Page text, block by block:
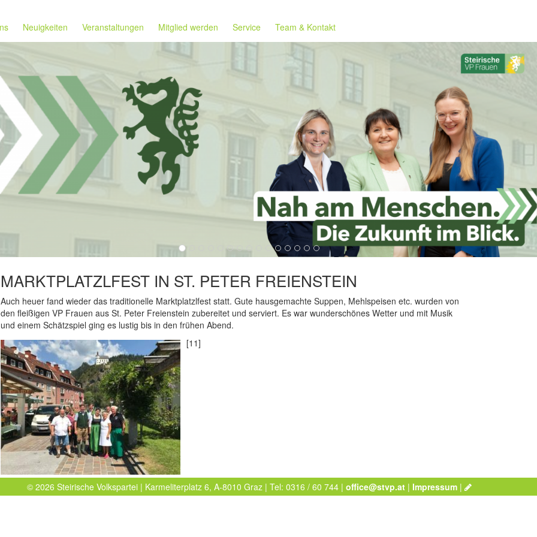
Neuigkeiten Veranstaltungen Mitglied werden Service Team & Kontakt
MARKTPLATZLFEST IN ST. PETER FREIENSTEIN
Auch heuer fand wieder das traditionelle Marktplatzlfest statt. Gute hausgemachte Suppen, Mehlspeisen etc. wurden von
den fleißigen VP Frauen aus St. Peter Freienstein zubereitet und serviert. Es war wunderschönes Wetter und mit Musik
und einem Schätzspiel ging es lustig bis in den frühen Abend.
[11]
© 2026 Steirische Volkspartei | Karmeliterplatz 6, A-8010 Graz | Tel: 0316 / 60 744 |office@stvp.at |Impressum |